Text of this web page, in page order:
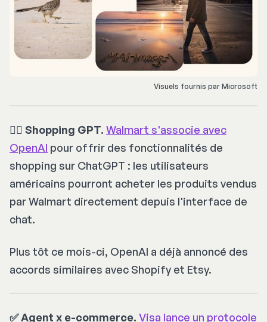
Visuels fournis par Microsoft
👩‍⚕️ Shopping GPT. Walmart s'associe avec
OpenAI pour offrir des fonctionnalités de
shopping sur ChatGPT : les utilisateurs
américains pourront acheter les produits vendus
par Walmart directement depuis l'interface de
chat.
Plus tôt ce mois-ci, OpenAI a déjà annoncé des
accords similaires avec Shopify et Etsy.
✅ Agent x e-commerce. Visa lance un protocole